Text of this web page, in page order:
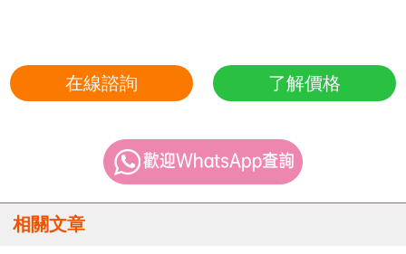
在線諮詢 了解價格
相關文章